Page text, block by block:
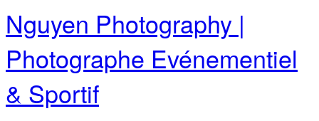
Nguyen Photography |
Photographe Evénementiel
& Sportif